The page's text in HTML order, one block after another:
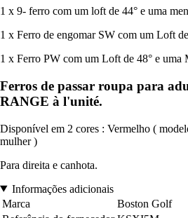
1 x 9- ferro com um loft de 44° e uma
1 x Ferro de engomar SW com um Loft
1 x Ferro PW com um Loft de 48° e uma
Ferros de passar roupa para
RANGE à l'unité.
Disponível em 2 cores : Vermelho (
mulher )
Para direita e canhota.
Informações adicionais
Marca
Boston Golf